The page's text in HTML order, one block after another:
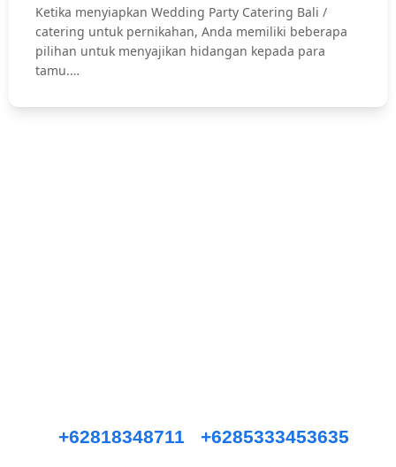
Ketika menyiapkan Wedding Party Catering Bali /
catering untuk pernikahan, Anda memiliki beberapa
pilihan untuk menyajikan hidangan kepada para
tamu.…
+62818348711 +6285333453635